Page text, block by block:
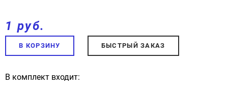
1 руб.
В КОРЗИНУ БЫСТРЫЙ ЗАКАЗ
В комплект входит: